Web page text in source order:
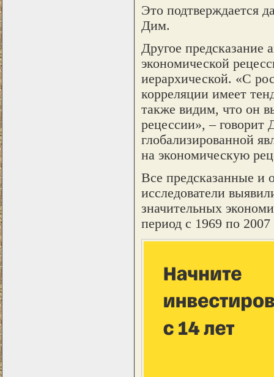
Это подтверждается
Дим.
Другое предсказание
экономической
иерархической. «С
корреляции имеет
также видим, что он
рецессии», –
глобализированной
на экономическую
Все предсказанные
исследователи
значительных
период с 1969 по 2007